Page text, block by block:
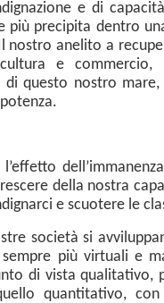
e di
più precipita dentro
nostro anelito a
e commercio,
di questo nostro
della nostra
e scuotere le
società si
più virtuali e
di vista qualitativo,
quantitativo,